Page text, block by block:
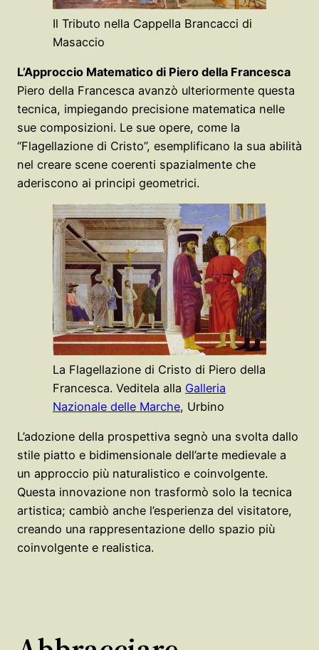
Il Tributo nella Cappella Brancacci di
Masaccio
L’Approccio Matematico di Piero della Francesca
Piero della Francesca avanzò ulteriormente questa
tecnica, impiegando precisione matematica nelle
sue composizioni. Le sue opere, come la
“Flagellazione di Cristo”, esemplificano la sua abilità
nel creare scene coerenti spazialmente che
aderiscono ai principi geometrici.
La Flagellazione di Cristo di Piero della
Francesca. Veditela alla Galleria
Nazionale delle Marche, Urbino
L’adozione della prospettiva segnò una svolta dallo
stile piatto e bidimensionale dell’arte medievale a
un approccio più naturalistico e coinvolgente.
Questa innovazione non trasformò solo la tecnica
artistica; cambiò anche l’esperienza del visitatore,
creando una rappresentazione dello spazio più
coinvolgente e realistica.